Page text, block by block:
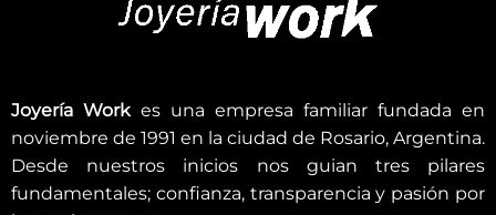
Joyería Workes una empresa familiar fundada en
noviembre de 1991 en la ciudad de Rosario, Argentina.
Desde nuestros inicios nos guian tres pilares
fundamentales; confianza, transparencia y pasión por